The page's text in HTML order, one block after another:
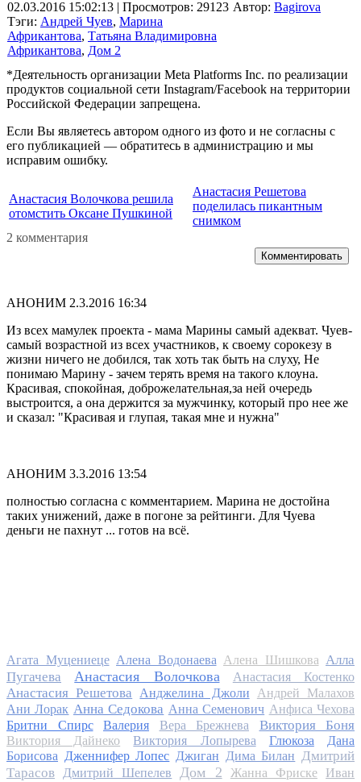
02.03.2016 15:02:13 | Просмотров: 29123
Тэги: Андрей Чуев, Марина
Африкантова, Татьяна Владимировна
Африкантова, Дом 2
Автор: Bagirova
*Деятельность организации Meta Platforms Inc. по реализации
продуктов социальной сети Instagram/Facebook на территории
Российской Федерации запрещена.
Если Вы являетесь автором одного из фото и не согласны с
его публикацией — обратитесь в администрацию и мы
исправим ошибку.
Анастасия Волочкова решила
отомстить Оксане Пушкиной
Анастасия Решетова
поделилась пикантным
снимком
2 комментария
Комментировать
АНОНИМ 2.3.2016 16:34
Из всех мамулек проекта - мама Марины самый адекват. Чуев-
самый возрастной из всех участников, к своему сорокезу в
жизни ничего не добился, так хоть так быть на слуху, Не
понимаю Марину - зачем терять время на такого клоуна.
Красивая, спокойная, доброжелательная,за ней очередь
выстроится, а она держится за мужчинку, который про нее же
и сказал: "Красивая и глупая, такая мне и нужна"
АНОНИМ 3.3.2016 13:54
полностью согласна с комментарием. Марина не достойна
таких унижений, даже в погоне за рейтинги. Для Чуева
деньги не пахнут ... готов на всё.
Агата Муцениеце Алена Водонаева Алена Шишкова Алла
Пугачева
Анастасия Волочкова Анастасия Костенко
Анастасия Решетова Анджелина Джоли
Андрей Малахов
Ани Лорак Анна Седокова Анна Семенович Анфиса Чехова
Бритни Спирс
Валерия Вера Брежнева Виктория Боня
Виктория Дайнеко Виктория Лопырева Глюкоза
Дана
Борисова Дженнифер Лопес Джиган Дима Билан
Дмитрий
Тарасов
Дмитрий Шепелев Дом 2 Жанна Фриске
Иван